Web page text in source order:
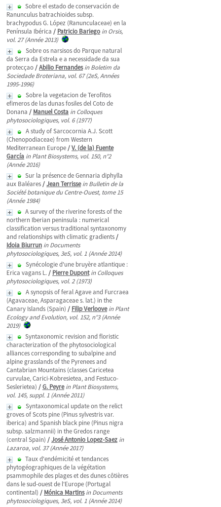
Sobre el estado de conservación de
Ranunculus batrachioides subsp.
brachypodus G. López (Ranunculaceae) en la
Península Ibérica / Patricio Bariego in Orsis,
vol. 27 (Année 2013)
Sobre os narsisos do Parque natural
da Serra da Estrela e a necessidade da sua
protecçao/Abilio Fernandes in Boletim da
Sociedade Broteriana, vol. 67 (2eS, Années
1995-1996)
Sobre la vegetacion de Terofitos
efimeros de las dunas fosiles del Coto de
Donana / Manuel Costa in Colloques
phytosociologiques, vol. 6 (1977)
A study of Sarcocornia A.J. Scott
(Chenopodiaceae) from Western
Mediterranean Europe/V. (de la) Fuente
García in Plant Biosystems, vol. 150, n°2
(Année 2016)
Sur la présence de Gennaria diphylla
aux Baléares/Jean Terrisse in Bulletin de la
Société botanique du Centre-Ouest, tome 15
(Année 1984)
A survey of the riverine forests of the
northern Iberian peninsula : numerical
classification versus traditional syntaxonomy
and relationships with climatic gradients/
Idoia Biurrun in Documents
phytosociologiques, 3eS, vol. 1 (Année 2014)
Synécologie d'une bruyère atlantique :
Erica vagans L./ Pierre Dupont in Colloques
phytosociologiques, vol. 2 (1973)
A synopsis of feral Agave and Furcraea
(Agavaceae, Asparagaceae s. lat.) in the
Canary Islands (Spain) / Filip Verloove in Plant
Ecology and Evolution, vol. 152, n°3 (Année
2019)
Syntaxonomic revision and floristic
characterization of the phytosociological
alliances corresponding to subalpine and
alpine grasslands of the Pyrenees and
Cantabrian Mountains (classes Caricetea
curvulae, Carici-Kobresietea, and Festuco-
Seslerietea) /G. Peyre in Plant Biosystems,
vol. 145, suppl. 1 (Année 2011)
Syntaxonomical update on the relict
groves of Scots pine (Pinus sylvestris var.
iberica) and Spanish black pine (Pinus nigra
subsp. salzmannii) in the Gredos range
(central Spain) /José Antonio Lopez-Saez in
Lazaroa, vol. 37 (Année 2017)
Taux d'endémicité et tendances
phytogéographiques de la végétation
psammophile des plages et des dunes côtières
dans le sud-ouest de l'Europe (Portugal
continental) / Mónica Martins in Documents
phytosociologiques, 3eS, vol. 1 (Année 2014)